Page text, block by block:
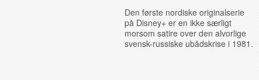
Den første nordiske originalserie
på Disney+ er en ikke særligt
morsom satire over den alvorlige
svensk-russiske ubådskrise i 1981.